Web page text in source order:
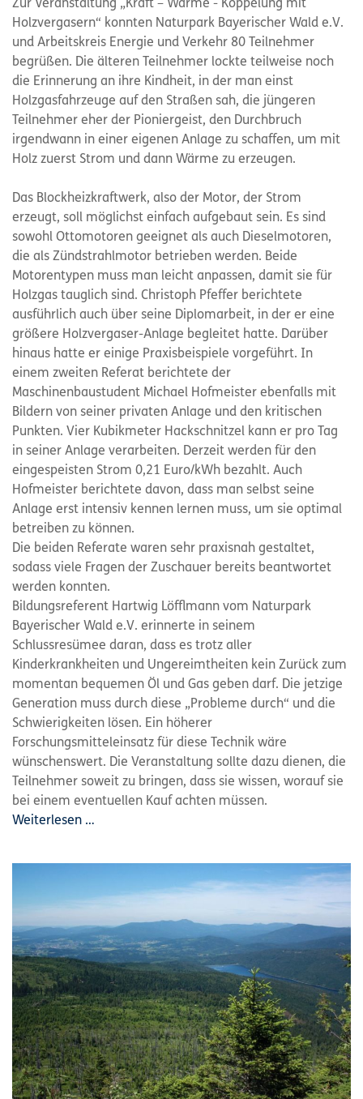
Zur Veranstaltung „Kraft – Wärme - Koppelung mit
Holzvergasern“ konnten Naturpark Bayerischer Wald e.V.
und Arbeitskreis Energie und Verkehr 80 Teilnehmer
begrüßen. Die älteren Teilnehmer lockte teilweise noch
die Erinnerung an ihre Kindheit, in der man einst
Holzgasfahrzeuge auf den Straßen sah, die jüngeren
Teilnehmer eher der Pioniergeist, den Durchbruch
irgendwann in einer eigenen Anlage zu schaffen, um mit
Holz zuerst Strom und dann Wärme zu erzeugen.
Das Blockheizkraftwerk, also der Motor, der Strom
erzeugt, soll möglichst einfach aufgebaut sein. Es sind
sowohl Ottomotoren geeignet als auch Dieselmotoren,
die als Zündstrahlmotor betrieben werden. Beide
Motorentypen muss man leicht anpassen, damit sie für
Holzgas tauglich sind. Christoph Pfeffer berichtete
ausführlich auch über seine Diplomarbeit, in der er eine
größere Holzvergaser-Anlage begleitet hatte. Darüber
hinaus hatte er einige Praxisbeispiele vorgeführt. In
einem zweiten Referat berichtete der
Maschinenbaustudent Michael Hofmeister ebenfalls mit
Bildern von seiner privaten Anlage und den kritischen
Punkten. Vier Kubikmeter Hackschnitzel kann er pro Tag
in seiner Anlage verarbeiten. Derzeit werden für den
eingespeisten Strom 0,21 Euro/kWh bezahlt. Auch
Hofmeister berichtete davon, dass man selbst seine
Anlage erst intensiv kennen lernen muss, um sie optimal
betreiben zu können.
Die beiden Referate waren sehr praxisnah gestaltet,
sodass viele Fragen der Zuschauer bereits beantwortet
werden konnten.
Bildungsreferent Hartwig Löfflmann vom Naturpark
Bayerischer Wald e.V. erinnerte in seinem
Schlussresümee daran, dass es trotz aller
Kinderkrankheiten und Ungereimtheiten kein Zurück zum
momentan bequemen Öl und Gas geben darf. Die jetzige
Generation muss durch diese „Probleme durch“ und die
Schwierigkeiten lösen. Ein höherer
Forschungsmitteleinsatz für diese Technik wäre
wünschenswert. Die Veranstaltung sollte dazu dienen, die
Teilnehmer soweit zu bringen, dass sie wissen, worauf sie
bei einem eventuellen Kauf achten müssen.
Weiterlesen …